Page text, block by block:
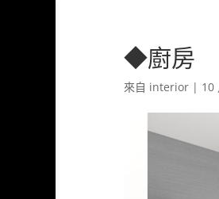
◆廚房
來自 interior| 10